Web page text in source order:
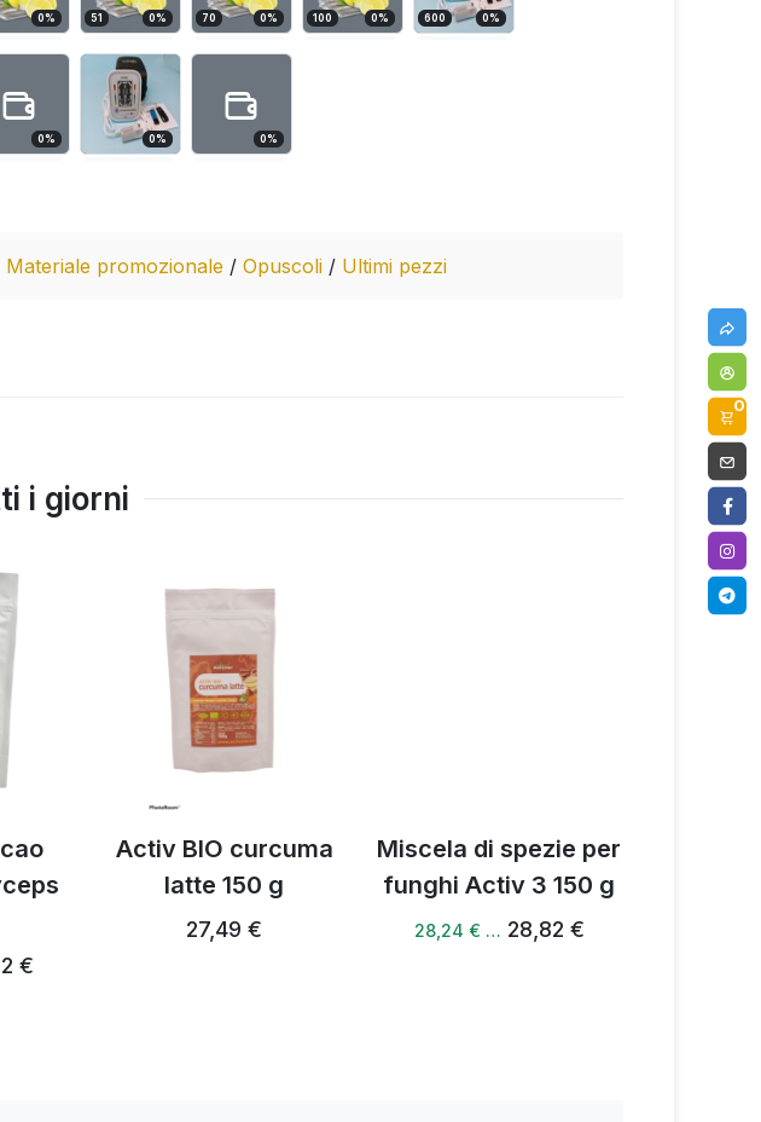
0% 51 0% 70 0% 100 0% 600 0%
0% 0% 0%
Materiale promozionale / Opuscoli / Ultimi pezzi
i giorni
€
Activ BIO curcuma
latte 150 g
27,49 €
Miscela di spezie per
funghi Activ 3 150 g
28,24 € … 28,82 €
0